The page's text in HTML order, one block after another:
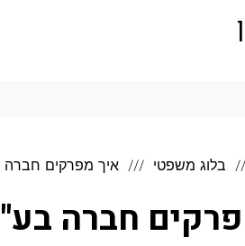
בלוג משפטי איך מפרקים חברה
חברה